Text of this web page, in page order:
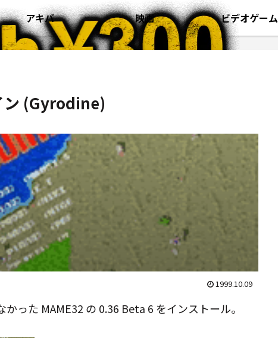
アキバ 映画 ビデオゲーム
ン (Gyrodine)
1999.10.09
った MAME32 の 0.36 Beta 6 をインストール。